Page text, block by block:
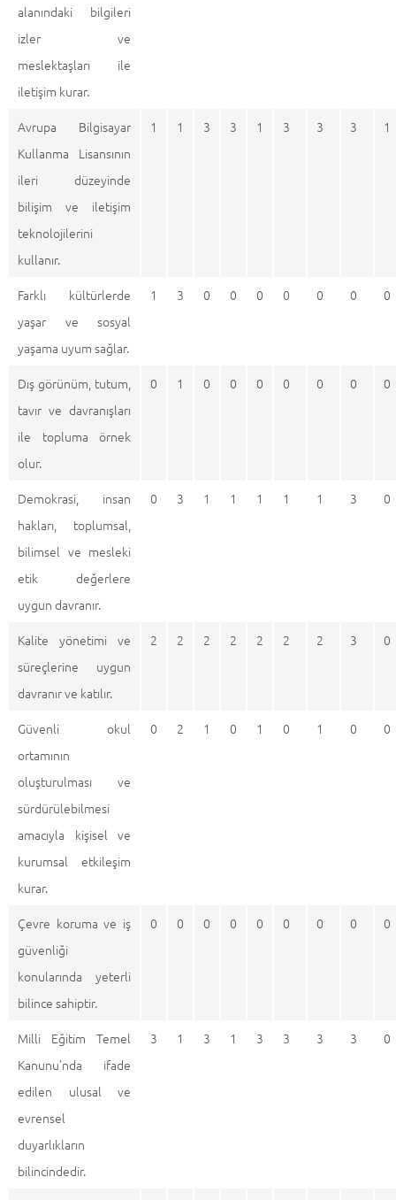
alanındaki bilgileri
izler ve
meslektaşları ile
iletişim kurar.
Avrupa Bilgisayar
Kullanma Lisansının
ileri düzeyinde
bilişim ve iletişim
teknolojilerini
kullanır.
1 1 3 3 1 3 3 3 1
Farklı kültürlerde
yaşar ve sosyal
yaşama uyum sağlar.
1 3 0 0 0 0 0 0 0
Dış görünüm, tutum,
tavır ve davranışları
ile topluma örnek
olur.
0 1 0 0 0 0 0 0 0
Demokrasi, insan
hakları, toplumsal,
bilimsel ve mesleki
etik değerlere
uygun davranır.
0 3 1 1 1 1 1 3 0
Kalite yönetimi ve
süreçlerine uygun
davranır ve katılır.
2 2 2 2 2 2 2 3 0
Güvenli okul
ortamının
oluşturulması ve
sürdürülebilmesi
amacıyla kişisel ve
kurumsal etkileşim
kurar.
0 2 1 0 1 0 1 0 0
Çevre koruma ve iş
güvenliği
konularında yeterli
bilince sahiptir.
0 0 0 0 0 0 0 0 0
Milli Eğitim Temel
Kanunu’nda ifade
edilen ulusal ve
evrensel
duyarlıkların
bilincindedir.
3 1 3 1 3 3 3 3 0